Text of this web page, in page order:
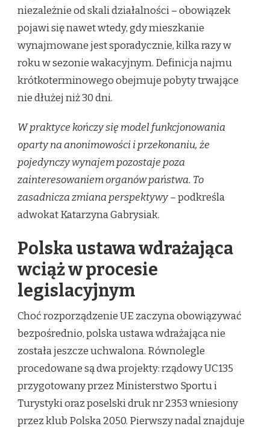
niezależnie od skali działalności – obowiązek
pojawi się nawet wtedy, gdy mieszkanie
wynajmowane jest sporadycznie, kilka razy w
roku w sezonie wakacyjnym. Definicja najmu
krótkoterminowego obejmuje pobyty trwające
nie dłużej niż 30 dni.
W praktyce kończy się model funkcjonowania
oparty na anonimowości i przekonaniu, że
pojedynczy wynajem pozostaje poza
zainteresowaniem organów państwa. To
zasadnicza zmiana perspektywy –podkreśla
adwokat Katarzyna Gabrysiak.
Polska ustawa wdrażająca
wciąż w procesie
legislacyjnym
Choć rozporządzenie UE zaczyna obowiązywać
bezpośrednio, polska ustawa wdrażająca nie
została jeszcze uchwalona. Równolegle
procedowane są dwa projekty: rządowy UC135
przygotowany przez Ministerstwo Sportu i
Turystyki oraz poselski druk nr 2353 wniesiony
przez klub Polska 2050. Pierwszy nadal znajduje